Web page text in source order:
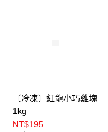
〔冷凍〕紅龍小巧雞塊
1kg
NT$195